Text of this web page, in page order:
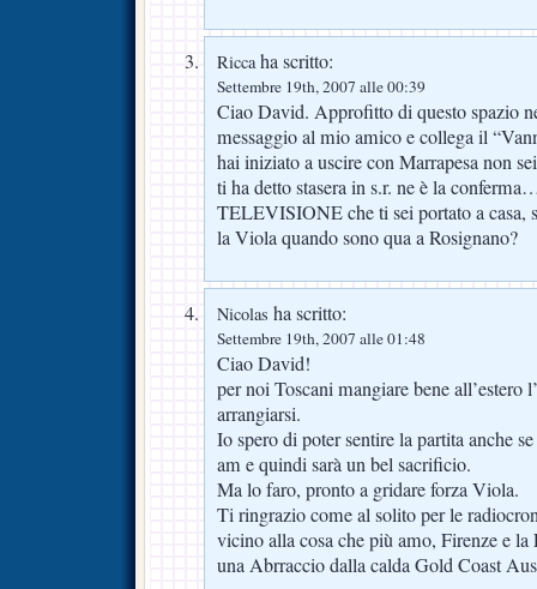
Riccaha scritto:
Settembre 19th, 2007 alle 00:39
Ciao David. Approfitto di questo spazio
messaggio al mio amico e collega il
hai iniziato a uscire con Marrapesa non
ti ha detto stasera in s.r. ne è la
TELEVISIONE che ti sei portato a casa,
la Viola quando sono qua a Rosignano?
Nicolas ha scritto:
Settembre 19th, 2007 alle 01:48
Ciao David!
per noi Toscani mangiare bene all’estero
arrangiarsi.
Io spero di poter sentire la partita anche
am e quindi sarà un bel sacrificio.
Ma lo faro, pronto a gridare forza Viola.
Ti ringrazio come al solito per le
vicino alla cosa che più amo, Firenze e la
una Abrraccio dalla calda Gold Coast